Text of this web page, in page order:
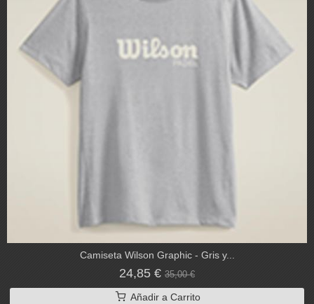
Camiseta Wilson Graphic - Gris y...
24,85 € 35,00 €
Añadir a Carrito